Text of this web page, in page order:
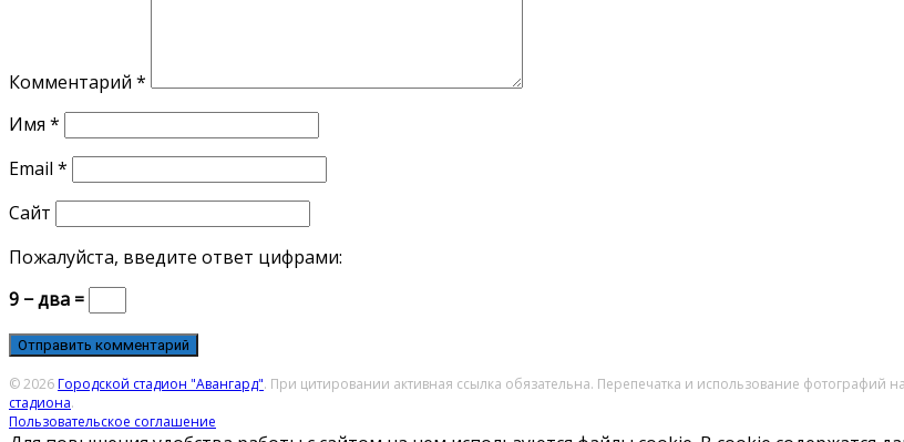
Комментарий *
Имя *
Email *
Сайт
Пожалуйста, введите ответ цифрами:
9 − два =
© 2026Городской стадион "Авангард". При цитировании активная ссылка обязательна. Перепечатка и использование
стадиона.
Пользовательское соглашение